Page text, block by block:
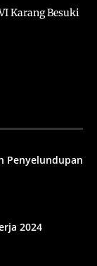
Karang Besuki
Penyelundupan
2024